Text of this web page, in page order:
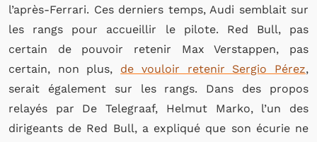
l’après-Ferrari. Ces derniers temps, Audi semblait sur
les rangs pour accueillir le pilote. Red Bull, pas
certain de pouvoir retenir Max Verstappen, pas
certain, non plus, de vouloir retenir Sergio Pérez,
serait également sur les rangs. Dans des propos
relayés par De Telegraaf, Helmut Marko, l’un des
dirigeants de Red Bull, a expliqué que son écurie ne